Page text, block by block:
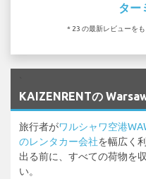
ター
* 23 の最新レビューを
KAIZENRENTの
旅行者がワルシャワ空港
のレンタカー会社を幅広く
出る前に、すべての荷物を
い。